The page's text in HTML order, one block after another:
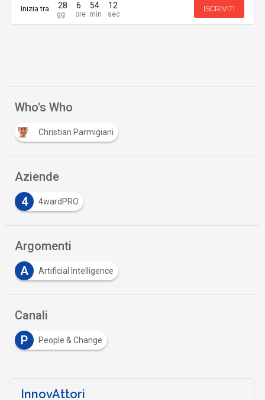
Inizia tra 28 6 54 12 ISCRIVITI
Who's Who
Christian Parmigiani
Aziende
4
4wardPRO
Argomenti
A
Artificial Intelligence
Canali
P
People & Change
InnovAttori